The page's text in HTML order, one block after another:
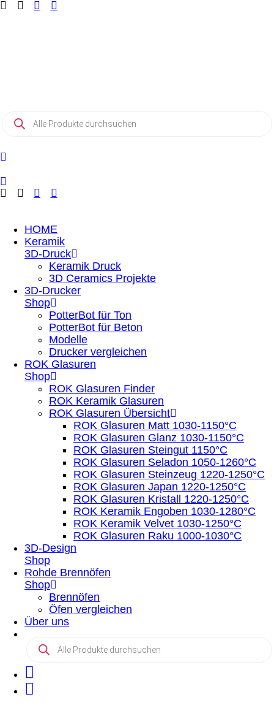
Zum
Products
search
HOME
Keramik
3D-Druck
Keramik Druck
3D Ceramics Projekte
3D-Drucker
Shop
PotterBot für Ton
PotterBot für Beton
Modelle
Drucker vergleichen
ROK Glasuren
Shop
ROK Glasuren Finder
ROK Keramik Glasuren
ROK Glasuren Übersicht
ROK Glasuren Matt 1030-1150°C
ROK Glasuren Glanz 1030-1150°C
ROK Glasuren Steingut 1150°C
ROK Glasuren Seladon 1050-1260°C
ROK Glasuren Steinzeug 1220-1250°C
ROK Glasuren Japan 1220-1250°C
ROK Glasuren Kristall 1220-1250°C
ROK Keramik Engoben 1030-1280°C
ROK Keramik Velvet 1030-1250°C
ROK Glasuren Raku 1000-1030°C
3D-Design
Shop
Rohde Brennöfen
Shop
Brennöfen
Öfen vergleichen
Über uns
Products
search